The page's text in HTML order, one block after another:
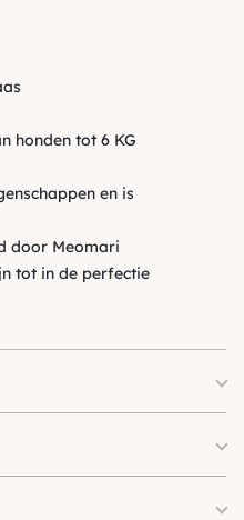
honden tot 6 KG
en is
door Meomari
tot in de perfectie
/ Goud